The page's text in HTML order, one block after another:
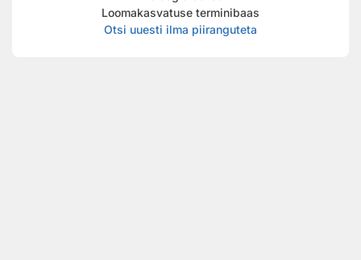
Loomakasvatuse terminibaas
Otsi uuesti ilma piiranguteta